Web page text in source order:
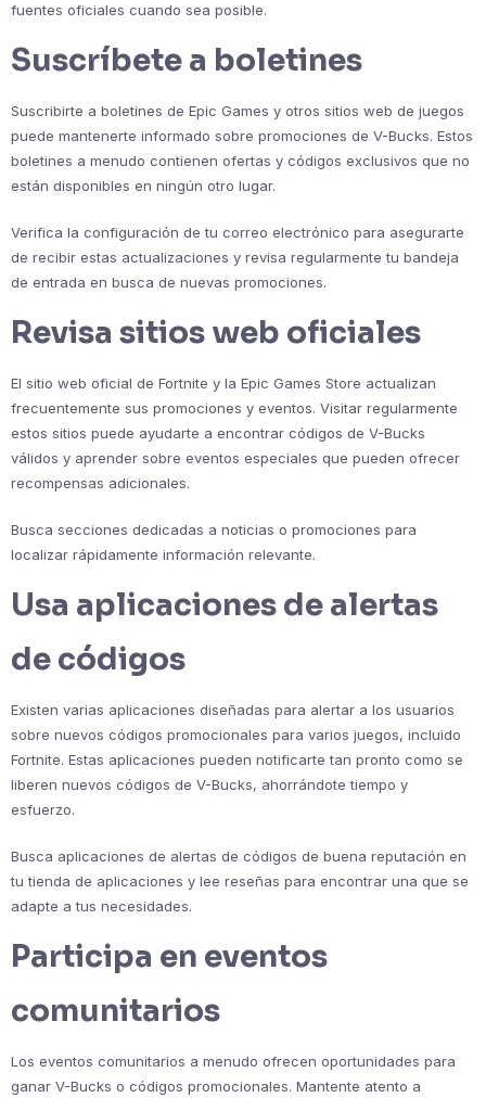
fuentes oficiales cuando sea posible.
Suscríbete a boletines
Suscribirte a boletines de Epic Games y otros sitios web de juegos
puede mantenerte informado sobre promociones de V-Bucks. Estos
boletines a menudo contienen ofertas y códigos exclusivos que no
están disponibles en ningún otro lugar.
Verifica la configuración de tu correo electrónico para asegurarte
de recibir estas actualizaciones y revisa regularmente tu bandeja
de entrada en busca de nuevas promociones.
Revisa sitios web oficiales
El sitio web oficial de Fortnite y la Epic Games Store actualizan
frecuentemente sus promociones y eventos. Visitar regularmente
estos sitios puede ayudarte a encontrar códigos de V-Bucks
válidos y aprender sobre eventos especiales que pueden ofrecer
recompensas adicionales.
Busca secciones dedicadas a noticias o promociones para
localizar rápidamente información relevante.
Usa aplicaciones de alertas
de códigos
Existen varias aplicaciones diseñadas para alertar a los usuarios
sobre nuevos códigos promocionales para varios juegos, incluido
Fortnite. Estas aplicaciones pueden notificarte tan pronto como se
liberen nuevos códigos de V-Bucks, ahorrándote tiempo y
esfuerzo.
Busca aplicaciones de alertas de códigos de buena reputación en
tu tienda de aplicaciones y lee reseñas para encontrar una que se
adapte a tus necesidades.
Participa en eventos
comunitarios
Los eventos comunitarios a menudo ofrecen oportunidades para
ganar V-Bucks o códigos promocionales. Mantente atento a